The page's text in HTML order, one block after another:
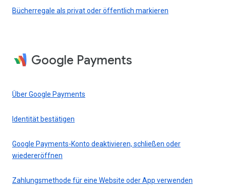
Bücherregale als privat oder öffentlich markieren
Google Payments
Über Google Payments
Identität bestätigen
Google Payments-Konto deaktivieren, schließen oder
wiedereröffnen
Zahlungsmethode für eine Website oder App verwenden